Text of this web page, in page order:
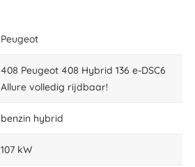
Peugeot
408 Peugeot 408 Hybrid 136 e-DSC6
Allure volledig rijdbaar!
benzin hybrid
107 kW